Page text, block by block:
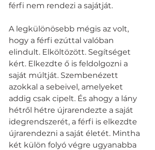
férfi nem rendezi a sajátját.
A legkülönösebb mégis az volt,
hogy a férfi ezúttal valóban
elindult. Elköltözött. Segítséget
kért. Elkezdte ő is feldolgozni a
saját múltját. Szembenézett
azokkal a sebeivel, amelyeket
addig csak cipelt. És ahogy a lány
hétről hétre újrarendezte a saját
idegrendszerét, a férfi is elkezdte
újrarendezni a saját életét. Mintha
két külön folyó végre ugyanabba